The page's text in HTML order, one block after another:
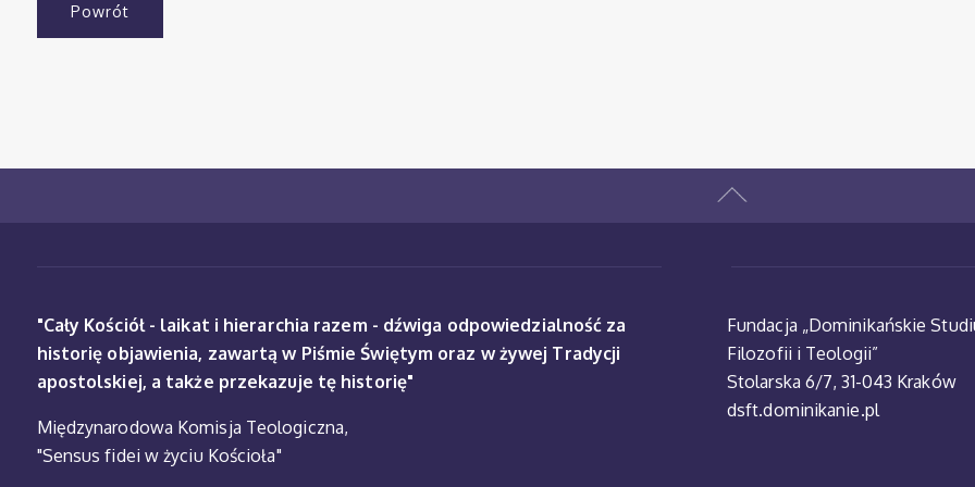
Powrót
"Cały Kościół - laikat i hierarchia razem - dźwiga odpowiedzialność za
historię objawienia, zawartą w Piśmie Świętym oraz w żywej Tradycji
apostolskiej, a także przekazuje tę historię"
Międzynarodowa Komisja Teologiczna,
"Sensus fidei w życiu Kościoła"
Fundacja „Dominikańskie
Filozofii i Teologii”
Stolarska 6/7, 31-043 Kraków
dsft.dominikanie.pl